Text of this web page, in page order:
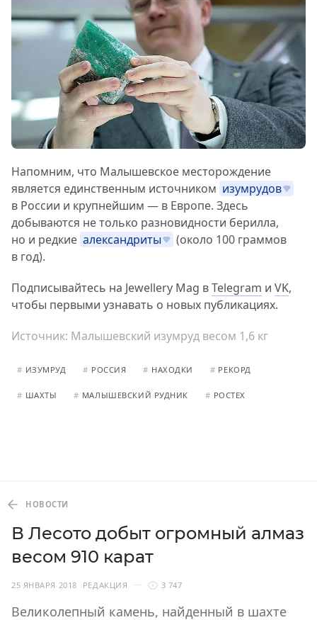
Напомним, что Малышевское месторождение
является единственным источником изумрудов
в России и крупнейшим — в Европе. Здесь
добываются не только разновидности берилла,
но и редкие александриты
(около 100 граммов
в год).
Подписывайтесь на Jewellery Mag вTelegram и VK,
чтобы первыми узнавать о новых публикациях.
Источник: Малышевский изумруд весом 1,6 кг
# ИЗУМРУД # РОССИЯ # НАХОДКИ # РЕКОРД
# ШАХТЫ # МАЛЫШЕВСКИЙ РУДНИК # РОСТЕХ
НОВОСТИ
В Лесото добыт огромный алмаз
весом 910 карат
25 ЯНВАРЯ 2018 РЕДАКЦИЯ 3 747
Великолепный камень, найденный в шахте